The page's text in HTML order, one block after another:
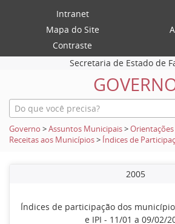
Intranet
Mapa do Site
Contraste
Secretaria de Estado de
Governo >Assuntos Municipais>
Receitas aos Municípios> Índices de
2005
Índices de participação dos
e IPI - 11/01 a 09/02/